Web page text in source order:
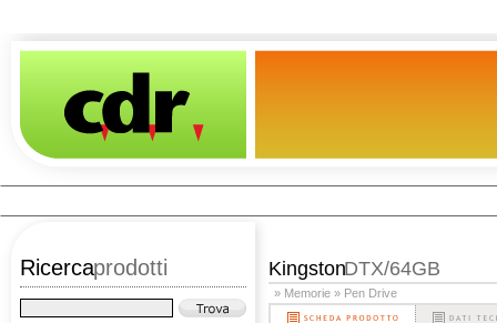
Ricercaprodotti KingstonDTX/64GB
» Memorie » Pen Drive